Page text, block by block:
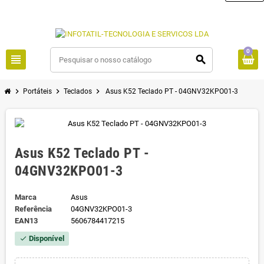
view_headline search
0
chevron_right Portáteis chevron_right Teclados chevron_right Asus K52 Teclado PT - 04GNV32KPO01-3
Asus K52 Teclado PT -
04GNV32KPO01-3
Marca
Asus
Referência
04GNV32KPO01-3
EAN13
5606784417215
check Disponível